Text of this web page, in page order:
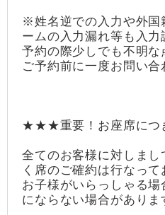
※姓名逆での入力や外国
ームの入力漏れ等も入
予約の際少しでも不明な
ご予約前に一度お問い合
★★★重要！お座席に
全てのお客様に対しま
く席のご確約は行なって
お子様がいらっしゃる
にならない場合がありま